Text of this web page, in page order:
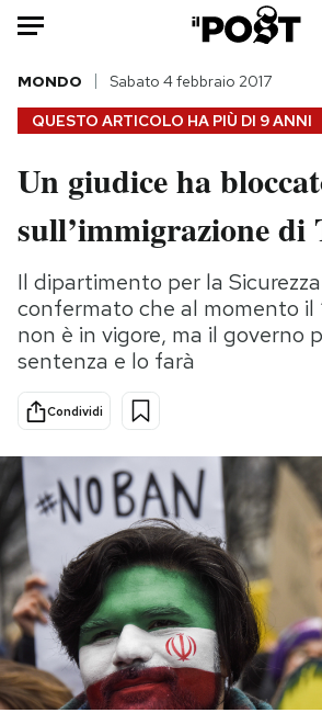
Auto
HOME
Italia
Politica
Tecnologia
Internet
Scienza
Cultura
Economia
Moda
Ok
Media
PODCAST
NEWSLETTER
I MIEI PREFERITI
QUESTO ARTICOLO HA PIÙ DI 9 ANNI
MONDO Sabato 4 febbraio 2017
Un giudice ha
sull’immigrazione di
Il dipartimento per la
confermato che al momento il
non è in vigore, ma il governo
sentenza e lo farà
Condividi